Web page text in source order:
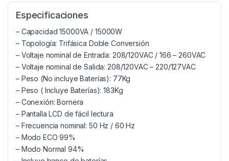
Especificaciones
– Capacidad 15000VA / 15000W
– Topología: Trifásica Doble Conversión
– Voltaje nominal de Entrada: 208/120VAC / 166 – 260VAC
– Voltaje nominal de Salida: 208/120VAC – 220/127VAC
– Peso (No incluye Baterías): 77Kg
– Peso ( Incluye Baterías): 183Kg
– Conexión: Bornera
– Pantalla LCD de fácil lectura
– Frecuencia nominal: 50 Hz / 60 Hz
– Modo ECO 99%
– Modo Normal 94%